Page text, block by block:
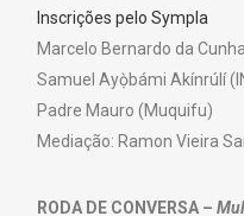
Inscrições pelo Sympla
Marcelo Bernardo da
Samuel Ayọ̀bámi Akínrúlí
Padre Mauro (Muquifu)
Mediação: Ramon Vieira
RODA DE CONVERSA –